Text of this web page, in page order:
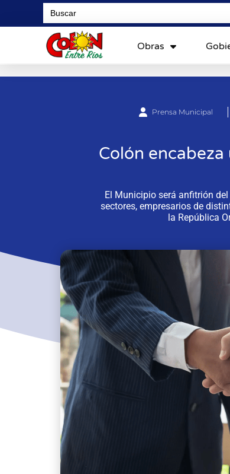
Search
for:
Obras
Prensa Municipal
Colón
El Municipio será anfitrión
sectores, empresarios de
la República